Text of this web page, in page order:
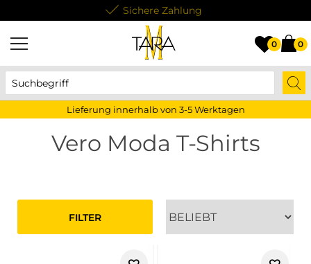
Lieferung innerhalb von 3-5 Werktagen
0 0
Lieferung innerhalb von 3-5 Werktagen
Vero Moda T-Shirts
FILTER